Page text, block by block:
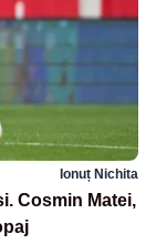
Ionuț Nichita
Cosmin Matei,